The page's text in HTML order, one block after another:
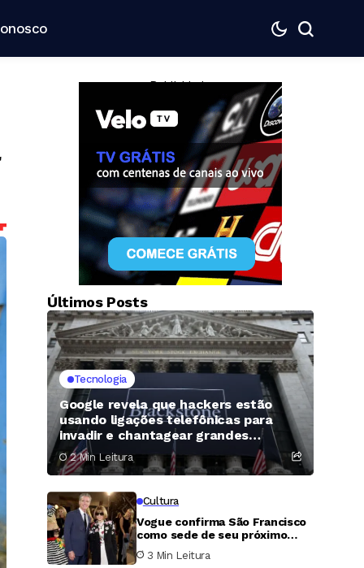
— Publicidade —
Últimos Posts
Tecnologia
Google revela que hackers estão
usando ligações telefônicas para
invadir e chantagear grandes
empresas financeiras nos Estados
Unidos
2 Min Leitura
Cultura
Vogue confirma São Francisco
como sede de seu próximo
grande evento e reforça
ligação com o mundo da
3 Min Leitura